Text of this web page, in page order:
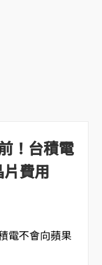
！台積電
費用